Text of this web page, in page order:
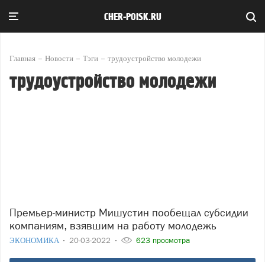
CHER-POISK.RU
Главная Новости Тэги трудоустройство молодежи
трудоустройство молодежи
Премьер-министр Мишустин пообещал субсидии
компаниям, взявшим на работу молодежь
ЭКОНОМИКА 20-03-2022 623 просмотра